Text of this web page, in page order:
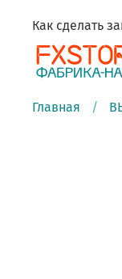
Как сделать
Главная